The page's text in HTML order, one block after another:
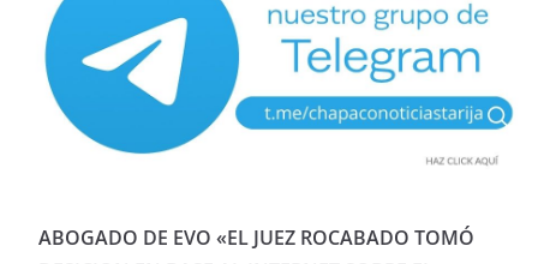
ABOGADO DE EVO «EL JUEZ ROCABADO TOMÓ